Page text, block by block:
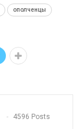
ополченцы
4596 Posts